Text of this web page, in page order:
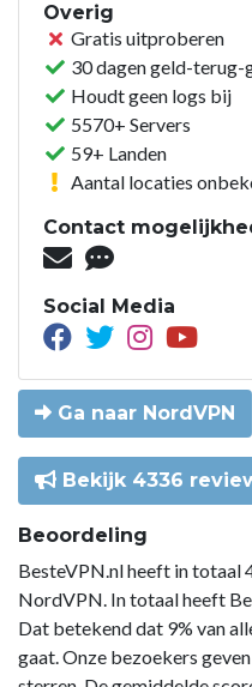
Overig
Gratis uitproberen
30 dagen geld-terug-
Houdt geen logs bij
5570+ Servers
59+ Landen
Aantal locaties
Contact
Social Media
Ga naar NordVPN
Bekijk 4336
Beoordeling
BesteVPN.nl heeft in totaal
NordVPN. In totaal heeft
Dat betekend dat 9% van
gaat. Onze bezoekers